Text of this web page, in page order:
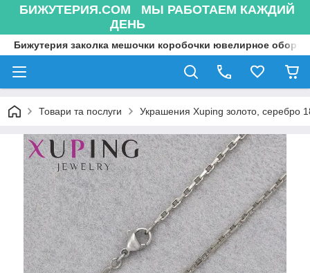
БИЖУТЕРИЯ.COM МЫ РАБОТАЕМ КАЖДИЙ
ДЕНЬ
Бижутерия заколка мешочки коробочки ювелирное
Товари та послуги Украшения Xuping золото, серебро